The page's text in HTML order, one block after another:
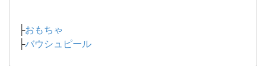
├おもちゃ
├バウシュピール